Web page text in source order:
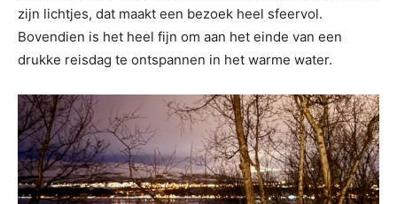
zijn lichtjes, dat maakt een bezoek heel sfeervol.
Bovendien is het heel fijn om aan het einde van een
drukke reisdag te ontspannen in het warme water.